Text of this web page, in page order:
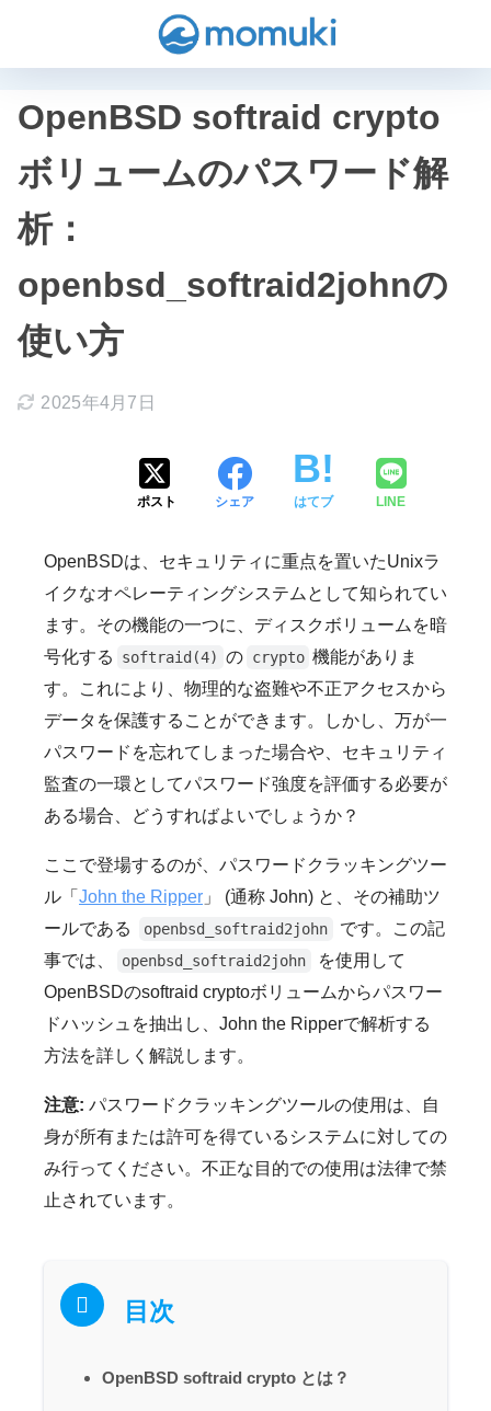
OpenBSD softraid crypto
ボリュームのパスワード解
析：
openbsd_softraid2johnの
使い方
2025年4月7日
ポスト シェア はてブ LINE
OpenBSDは、セキュリティに重点を置いたUnixラ
イクなオペレーティングシステムとして知られてい
ます。その機能の一つに、ディスクボリュームを暗
号化する
softraid(4) の crypto 機能がありま
す。これにより、物理的な盗難や不正アクセスから
データを保護することができます。しかし、万が一
パスワードを忘れてしまった場合や、セキュリティ
監査の一環としてパスワード強度を評価する必要が
ある場合、どうすればよいでしょうか？
ここで登場するのが、パスワードクラッキングツー
ル「 John the Ripper 」 (通称 John) と、その補助ツ
ールである
openbsd_softraid2john
です。この記
事では、
openbsd_softraid2john
を使用して
OpenBSDのsoftraid cryptoボリュームからパスワー
ドハッシュを抽出し、John the Ripperで解析する
方法を詳しく解説します。
注意: パスワードクラッキングツールの使用は、自
身が所有または許可を得ているシステムに対しての
み行ってください。不正な目的での使用は法律で禁
止されています。
目次
OpenBSD softraid crypto とは？